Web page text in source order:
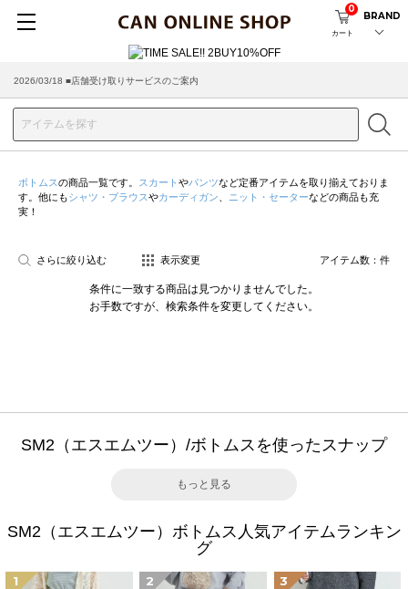
カート
0
BRAND
2026/03/18 ■店舗受け取りサービスのご案内
ボトムスの商品一覧です。 スカート やパンツなど定番アイテムを取り揃えておりま
す。他にもシャツ・ブラウスやカーディガン ニット・セーターなどの商品も充
実！
さらに絞り込む 表示変更 アイテム数： 件
条件に一致する商品は見つかりませんでした。
お手数ですが、検索条件を変更してください。
SM2（エスエムツー）/ボトムスを使ったスナップ
もっと見る
SM2（エスエムツー）ボトムス人気アイテムランキン
グ
1 2 3